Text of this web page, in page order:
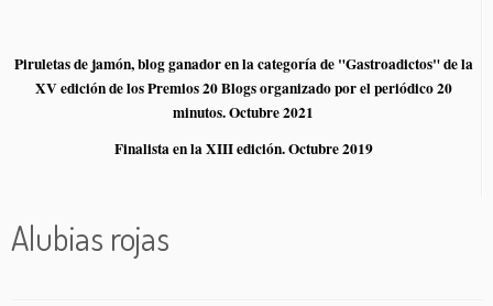
Piruletas de jamón, blog ganador en la categoría de "Gastroadictos" de la
XV edición de los Premios 20 Blogs organizado por el periódico 20
minutos. Octubre 2021
Finalista en la XIII edición. Octubre 2019
Alubias rojas